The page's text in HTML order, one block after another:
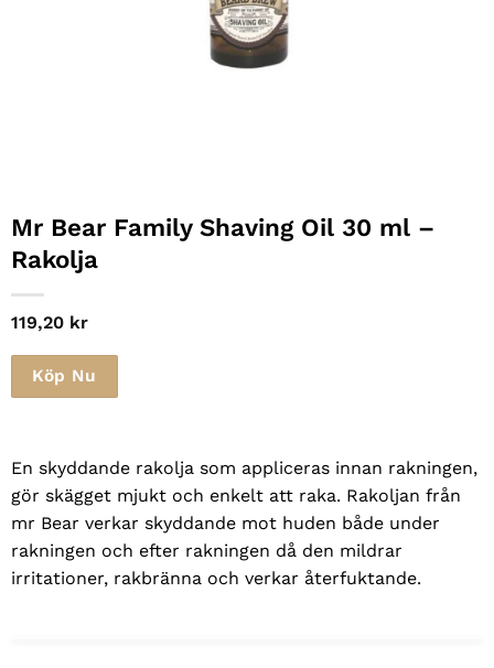
Mr Bear Family Shaving Oil 30 ml –
Rakolja
119,20 kr
Köp Nu
En skyddande rakolja som appliceras innan rakningen,
gör skägget mjukt och enkelt att raka. Rakoljan från
mr Bear verkar skyddande mot huden både under
rakningen och efter rakningen då den mildrar
irritationer, rakbränna och verkar återfuktande.